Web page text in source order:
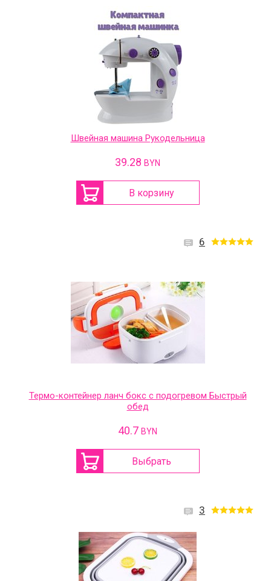
Швейная машина Рукодельница
39.28 BYN
В корзину
6
Термо-контейнер ланч бокс с подогревом Быстрый
обед
40.7 BYN
Выбрать
3